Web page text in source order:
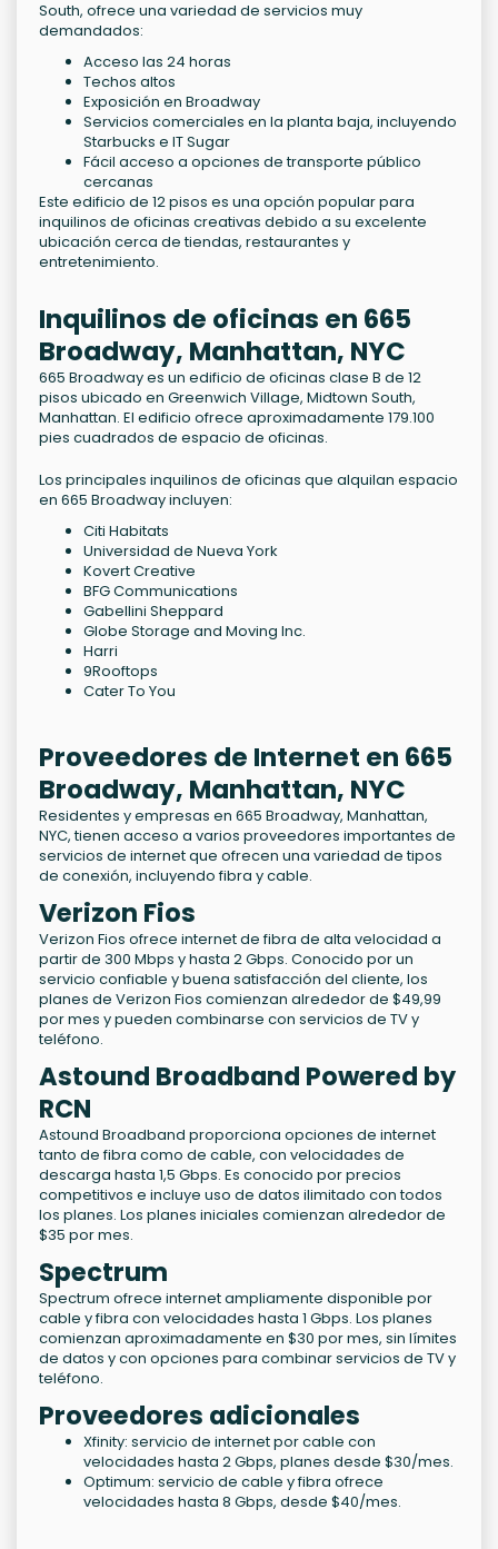
South, ofrece una variedad de servicios muy
demandados:
Acceso las 24 horas
Techos altos
Exposición en Broadway
Servicios comerciales en la planta baja, incluyendo
Starbucks e IT Sugar
Fácil acceso a opciones de transporte público
cercanas
Este edificio de 12 pisos es una opción popular para
inquilinos de oficinas creativas debido a su excelente
ubicación cerca de tiendas, restaurantes y
entretenimiento.
Inquilinos de oficinas en 665
Broadway, Manhattan, NYC
665 Broadway es un edificio de oficinas clase B de 12
pisos ubicado en Greenwich Village, Midtown South,
Manhattan. El edificio ofrece aproximadamente 179.100
pies cuadrados de espacio de oficinas.
Los principales inquilinos de oficinas que alquilan espacio
en 665 Broadway incluyen:
Citi Habitats
Universidad de Nueva York
Kovert Creative
BFG Communications
Gabellini Sheppard
Globe Storage and Moving Inc.
Harri
9Rooftops
Cater To You
Proveedores de Internet en 665
Broadway, Manhattan, NYC
Residentes y empresas en 665 Broadway, Manhattan,
NYC, tienen acceso a varios proveedores importantes de
servicios de internet que ofrecen una variedad de tipos
de conexión, incluyendo fibra y cable.
Verizon Fios
Verizon Fios ofrece internet de fibra de alta velocidad a
partir de 300 Mbps y hasta 2 Gbps. Conocido por un
servicio confiable y buena satisfacción del cliente, los
planes de Verizon Fios comienzan alrededor de $49,99
por mes y pueden combinarse con servicios de TV y
teléfono.
Astound Broadband Powered by
RCN
Astound Broadband proporciona opciones de internet
tanto de fibra como de cable, con velocidades de
descarga hasta 1,5 Gbps. Es conocido por precios
competitivos e incluye uso de datos ilimitado con todos
los planes. Los planes iniciales comienzan alrededor de
$35 por mes.
Spectrum
Spectrum ofrece internet ampliamente disponible por
cable y fibra con velocidades hasta 1 Gbps. Los planes
comienzan aproximadamente en $30 por mes, sin límites
de datos y con opciones para combinar servicios de TV y
teléfono.
Proveedores adicionales
Xfinity: servicio de internet por cable con
velocidades hasta 2 Gbps, planes desde $30/mes.
Optimum: servicio de cable y fibra ofrece
velocidades hasta 8 Gbps, desde $40/mes.